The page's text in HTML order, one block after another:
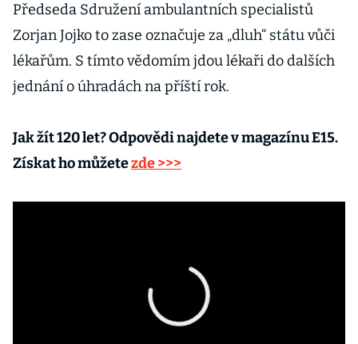
Předseda Sdružení ambulantních specialistů
Zorjan Jojko to zase označuje za „dluh“ státu vůči
lékařům. S tímto vědomím jdou lékaři do dalších
jednání o úhradách na příští rok.
Jak žít 120 let? Odpovědi najdete v magazínu E15.
Získat ho můžetezde >>>